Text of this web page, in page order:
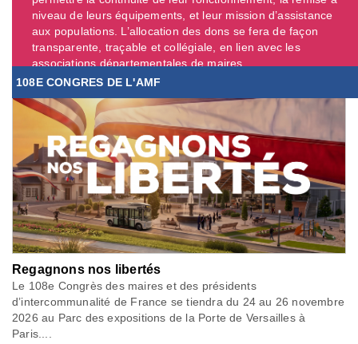
niveau de leurs équipements, et leur mission d’assistance
aux populations. L’allocation des dons se fera de façon
transparente, traçable et collégiale, en lien avec les
associations départementales de maires. ...
108E CONGRES DE L'AMF
Regagnons nos libertés
Le 108e Congrès des maires et des présidents
d’intercommunalité de France se tiendra du 24 au 26 novembre
2026 au Parc des expositions de la Porte de Versailles à
Paris....